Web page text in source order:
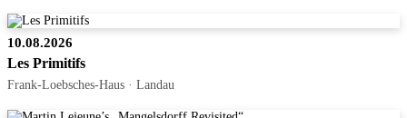
10.08.2026
Les Primitifs
Frank-Loebsches-Haus · Landau